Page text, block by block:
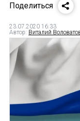
Поделиться
23.07.2020 16:33
Автор: Виталий